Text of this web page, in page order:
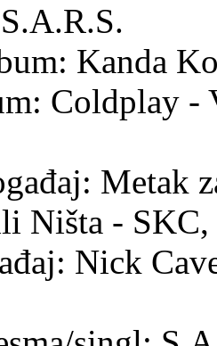
Kanda
Coldplay -
Metak
Ništa - SKC,
Nick